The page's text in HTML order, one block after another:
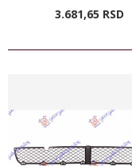
3.681,65 RSD